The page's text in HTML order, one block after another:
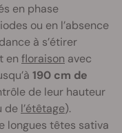
en phase
ou en l’absence
à s’étirer
en floraison avec
190 cm de
de leur hauteur
de l’étêtage).
longues têtes sativa